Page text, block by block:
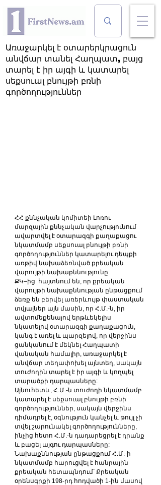
Առաջարկել է օտարերկրացուն
անվճար տանել Հաղպատ, բայց
տարել է իր այգի և կատարել
սեքսուալ բնույթի բռնի
գործողություններ
ՀՀ քննչական կոմիտեի Լոռու
մարզային քննչական վարչությունում
ավարտվել է օտարազգի քաղաքացու
նկատմամբ սեքսուալ բնույթի բռնի
գործողություններ կատարելու դեպքի
առթիվ նախաձեռնված քրեական
վարույթի նախաքննությունը:
ՔԿ–ից  հայտնում են, որ քրեական
վարույթի նախաքննության ընթացքում
ձեռք են բերվել առերևույթ փաստական
տվյալներ այն մասին, որ Հ.Մ.-ն, իր
ավտոմեքենայով երթևեկելիս
նկատելով օտարազգի քաղաքացուն,
կանգ է առել և պարզելով, որ վերջինս
ցանկանում է մեկնել Հաղպատի
վանական համալիր, առաջարկել է
անվճար տեղափոխել այնտեղ, սակայն
տուժողին տարել է իր այգի և կողպել
տարածքի դարպասները:
Այնուհետև, Հ.Մ.-ն տուժողի նկատմամբ
կատարել է սեքսուալ բնույթի բռնի
գործողություններ, սակայն վերջինս
դիմադրել է, օգնություն կանչել և թույլ չի
տվել շարունակել գործողությունները,
ինչից հետո Հ.Մ.-ն դադարեցրել է դրանք
և բացել այգու դարպասները:
Նախաքննության ընթացքում Հ.Մ.-ի
նկատմամբ հարուցվել է հանրային
քրեական հետապնդում՝ Քրեական
օրենսգրքի 198-րդ հոդվածի 1-ին մասով